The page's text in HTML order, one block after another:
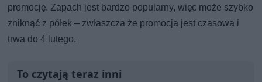
promocję. Zapach jest bardzo popularny, więc może szybko
zniknąć z półek – zwłaszcza że promocja jest czasowa i
trwa do 4 lutego.
To czytają teraz inni